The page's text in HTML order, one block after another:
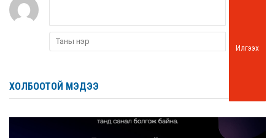
Илгээх
ХОЛБООТОЙ МЭДЭЭ